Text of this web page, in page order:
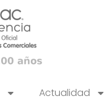
Actualidad